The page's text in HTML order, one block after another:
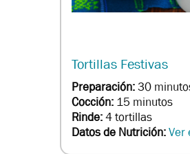
Tortillas Festivas
Preparación:30
Cocción: 15 minutos
Rinde:4 tortillas
Datos de Nutrición:Ver